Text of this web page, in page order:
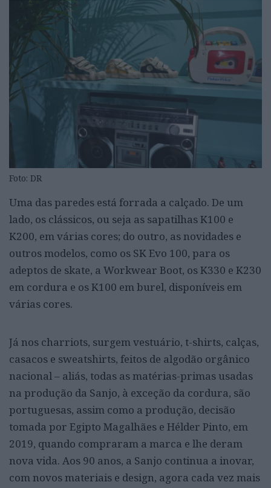
Foto: DR
Uma das paredes está forrada a calçado. De um
lado, os clássicos, ou seja as sapatilhas K100 e
K200, em várias cores; do outro, as novidades e
outros modelos, como os SK Evo 100, para os
adeptos de skate, a Workwear Boot, os K330 e K230
em cordura e os K100 em burel, disponíveis em
várias cores.
Já nos charriots, surgem vestuário, t-shirts, calças,
casacos e sweatshirts, feitos de algodão orgânico
nacional – aliás, todas as matérias-primas usadas
na produção da Sanjo, à exceção da cordura, são
portuguesas, assim como a produção, decisão
tomada por Egipto Magalhães e Hélder Pinto, em
2019, quando compraram a marca e lhe deram
nova vida. Aos 90 anos, a Sanjo continua a inovar,
com novos materiais e design, agora cada vez mais